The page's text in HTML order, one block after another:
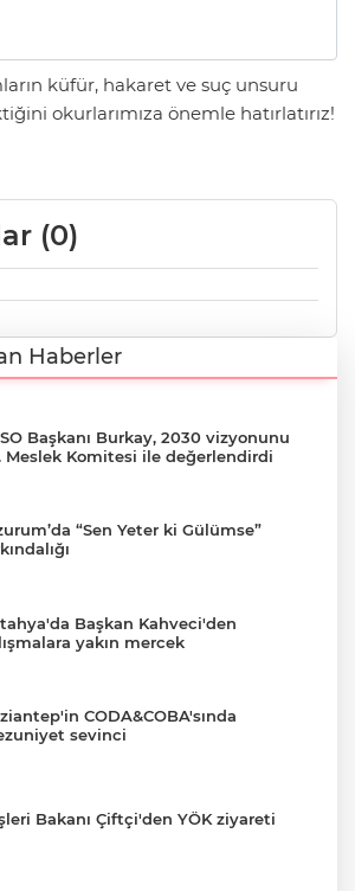
küfür, hakaret ve suç unsuru
okurlarımıza önemle hatırlatırız!
(0)
Haberler
Başkanı Burkay, 2030 vizyonunu
Meslek Komitesi ile değerlendirdi
“Sen Yeter ki Gülümse”
Başkan Kahveci'den
yakın mercek
CODA&COBA'sında
sevinci
Bakanı Çiftçi'den YÖK ziyareti